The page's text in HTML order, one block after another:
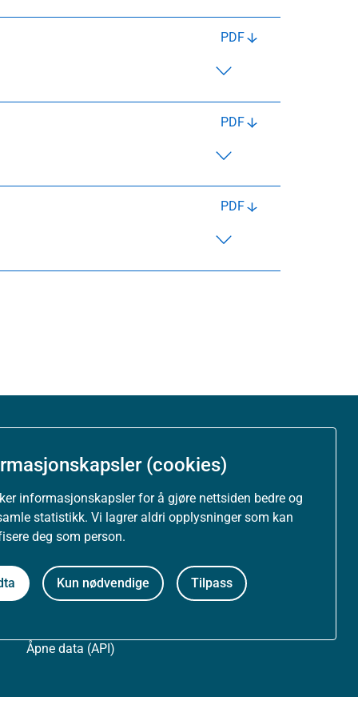
(cookies)
informasjonskapsler for å gjøre nettsiden bedre og
statistikk. Vi lagrer aldri opplysninger som kan
deg som person.
Kun nødvendige Tilpass
PDF
PDF
PDF
Personvernerklæring
Tilgjengelighetserklæring (uustatus.no)
Besøksstatistikk og informasjonskapsler
Åpne data (API)